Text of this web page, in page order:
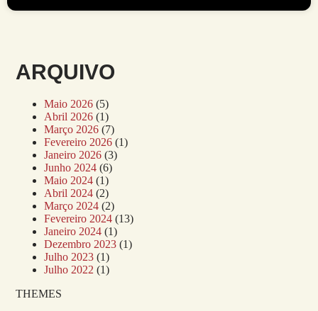
ARQUIVO
Maio 2026 (5)
Abril 2026 (1)
Março 2026 (7)
Fevereiro 2026 (1)
Janeiro 2026 (3)
Junho 2024 (6)
Maio 2024 (1)
Abril 2024 (2)
Março 2024 (2)
Fevereiro 2024 (13)
Janeiro 2024 (1)
Dezembro 2023 (1)
Julho 2023 (1)
Julho 2022 (1)
THEMES